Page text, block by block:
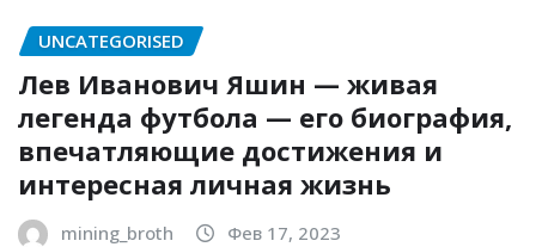
UNCATEGORISED
Лев Иванович Яшин — живая
легенда футбола — его биография,
впечатляющие достижения и
интересная личная жизнь
mining_broth Фев 17, 2023